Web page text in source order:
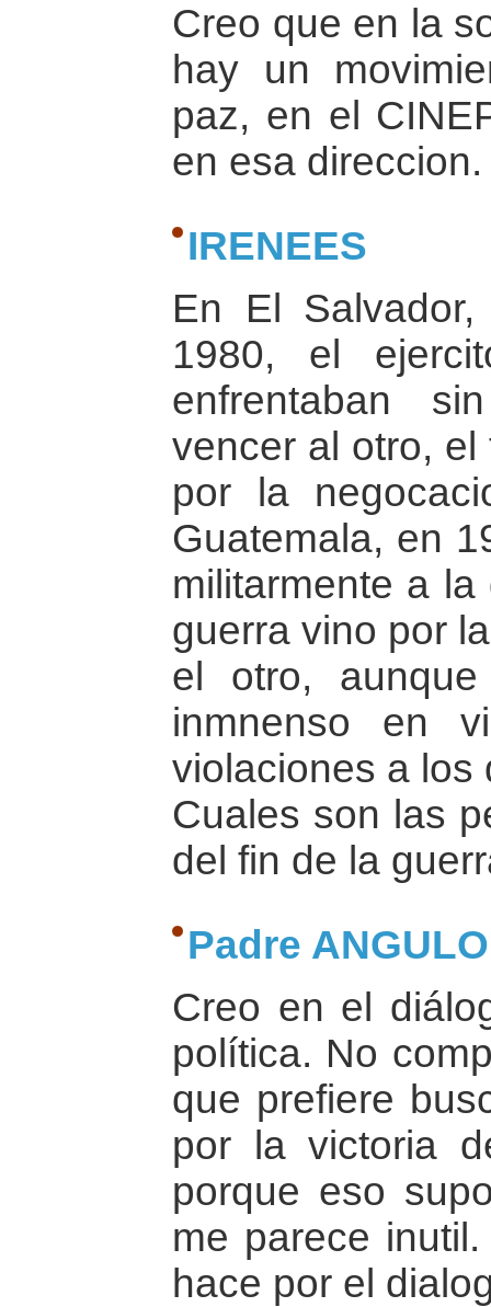
Creo que en la
hay un
paz, en el
en esa direccion.
IRENEES
En El
1980, el
enfrentaban
vencer al otro,
por la
Guatemala, en
militarmente a
guerra vino por
el otro,
inmnenso en
violaciones a los
Cuales son las
del fin de la
Padre ANGULO
Creo en el
política. No
que prefiere
por la victoria
porque eso
me parece
hace por el